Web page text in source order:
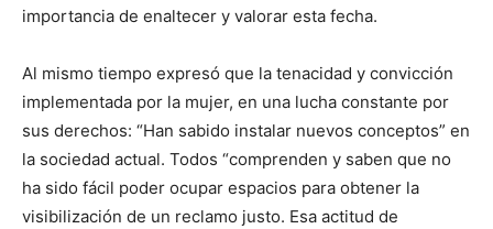
importancia de enaltecer y valorar esta fecha.
Al mismo tiempo expresó que la tenacidad y convicción
implementada por la mujer, en una lucha constante por
sus derechos: “Han sabido instalar nuevos conceptos” en
la sociedad actual. Todos “comprenden y saben que no
ha sido fácil poder ocupar espacios para obtener la
visibilización de un reclamo justo. Esa actitud de